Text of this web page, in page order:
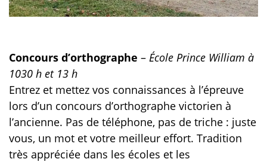
Concours d’orthographe – École Prince William à
1030 h et 13 h
Entrez et mettez vos connaissances à l’épreuve
lors d’un concours d’orthographe victorien à
l’ancienne. Pas de téléphone, pas de triche : juste
vous, un mot et votre meilleur effort. Tradition
très appréciée dans les écoles et les